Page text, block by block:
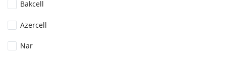
Bakcell
Azercell
Nar